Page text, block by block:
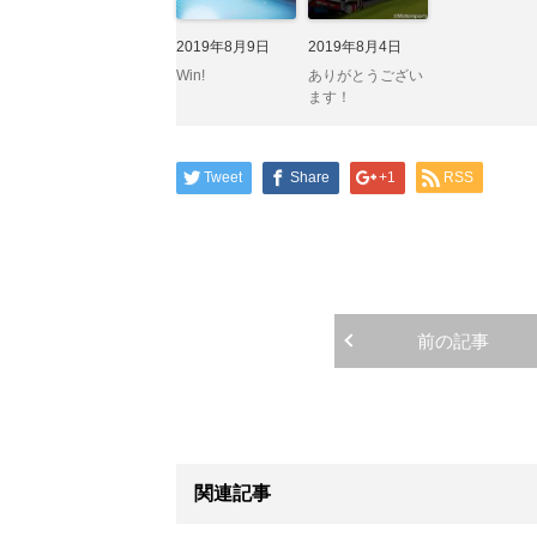
2019年8月9日
Win!
2019年8月4日
ありがとうござい
ます！
Tweet Share +1 RSS
前の記事
関連記事